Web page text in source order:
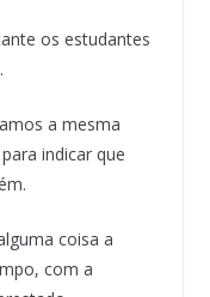
os estudantes
.
a mesma
indicar que
coisa a
com a